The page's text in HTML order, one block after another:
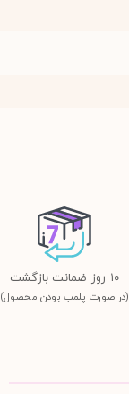
١٠ روز ضمانت بازگشت
(در صورت پلمب بودن محصول)